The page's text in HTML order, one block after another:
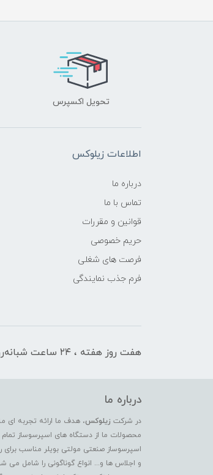
تحویل اکسپرس
اطلاعات زیلوکس
درباره ما
تماس با ما
قوانین و مقررات
حریم خصوصی
فرصت های شغلی
فرم جذب نمایندگی
هفت روز هفته ، ۲۴ ساعت شبانه‌روز پاسخگوی شما هستیم
درباره ما
در شرکت زیلوکس، هدف ما ارائه تجربه ای
محصولات ما از دستگاه های اسپرسوساز تمام
اسپرسوساز صنعتی مولتی بویلر مناسب برای
و اجلاس ها و... انواع گوناگونی را شامل می